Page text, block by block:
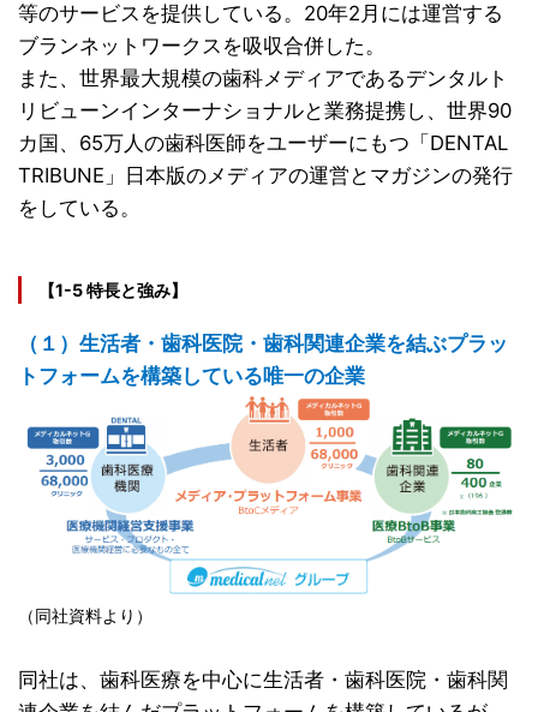
等のサービスを提供している。20年2月には運営する
ブランネットワークスを吸収合併した。
また、世界最大規模の歯科メディアであるデンタルト
リビューンインターナショナルと業務提携し、世界90
カ国、65万人の歯科医師をユーザーにもつ「DENTAL
TRIBUNE」日本版のメディアの運営とマガジンの発行
をしている。
【1-5 特長と強み】
（１）生活者・歯科医院・歯科関連企業を結ぶプラッ
トフォームを構築している唯一の企業
（同社資料より）
同社は、歯科医療を中心に生活者・歯科医院・歯科関